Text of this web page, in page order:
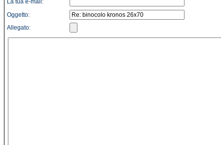
La tua e-mail:
Oggetto:
Allegato: